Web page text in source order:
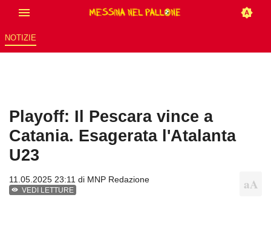
NOTIZIE
Playoff: Il Pescara vince a
Catania. Esagerata l'Atalanta
U23
11.05.2025 23:11 di MNP Redazione
VEDI LETTURE